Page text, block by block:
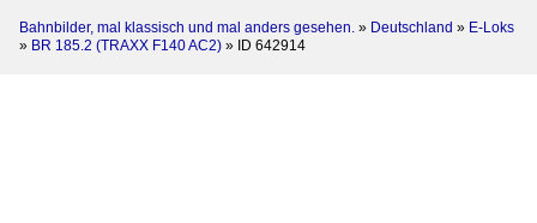
Bahnbilder, mal klassisch und mal anders gesehen. » Deutschland » E-Loks
» BR 185.2 (TRAXX F140 AC2) » ID 642914